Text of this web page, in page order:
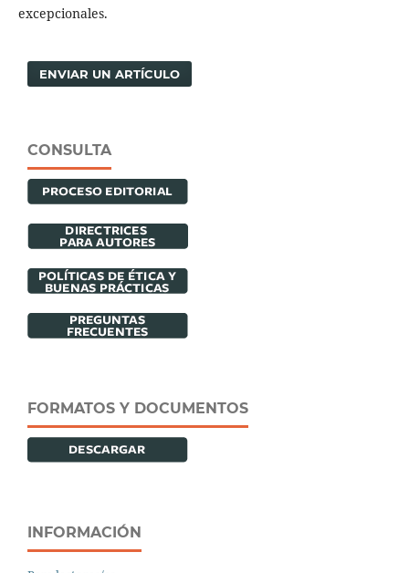
excepcionales.
ENVIAR UN ARTÍCULO
CONSULTA
FORMATOS Y DOCUMENTOS
INFORMACIÓN